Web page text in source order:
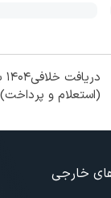
(استعلام و پرداخت)
خارجی